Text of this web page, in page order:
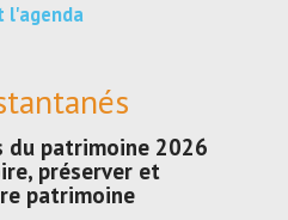
l'agenda
du patrimoine 2026
préserver et
patrimoine